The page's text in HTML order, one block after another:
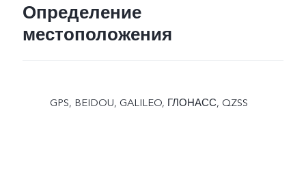
Определение
местоположения
GPS, BEIDOU, GALILEO, ГЛОНАСС, QZSS